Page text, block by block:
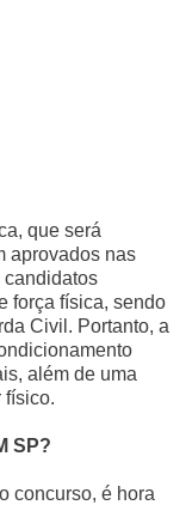
que será
aprovados nas
candidatos
força física, sendo
Civil. Portanto, a
além de uma
físico.
SP?
concurso, é hora